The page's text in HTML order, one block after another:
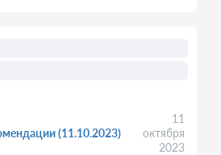
(11.10.2023)
11
октября
2023